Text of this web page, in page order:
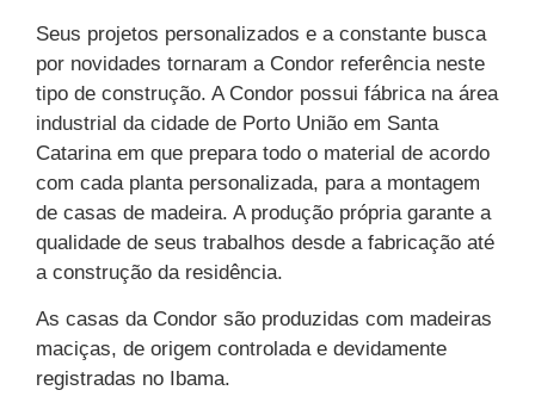
Seus projetos personalizados e a constante busca
por novidades tornaram a Condor referência neste
tipo de construção. A Condor possui fábrica na área
industrial da cidade de Porto União em Santa
Catarina em que prepara todo o material de acordo
com cada planta personalizada, para a montagem
de casas de madeira. A produção própria garante a
qualidade de seus trabalhos desde a fabricação até
a construção da residência.
As casas da Condor são produzidas com madeiras
maciças, de origem controlada e devidamente
registradas no Ibama.